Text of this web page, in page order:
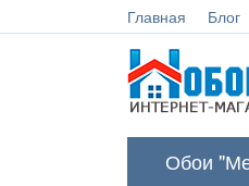
Главная Блог
Обои